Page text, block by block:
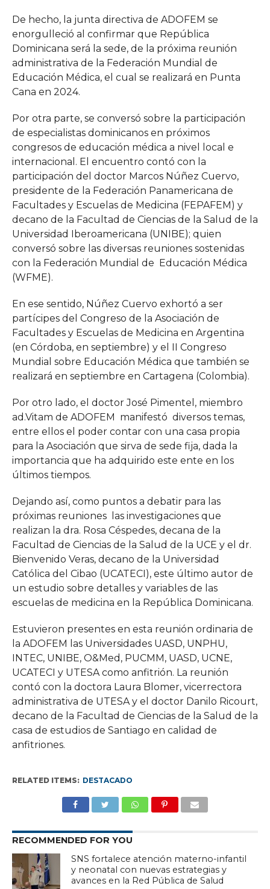
De hecho, la junta directiva de ADOFEM se
enorgulleció al confirmar que República
Dominicana será la sede, de la próxima reunión
administrativa de la Federación Mundial de
Educación Médica, el cual se realizará en Punta
Cana en 2024.
Por otra parte, se conversó sobre la participación
de especialistas dominicanos en próximos
congresos de educación médica a nivel local e
internacional. El encuentro contó con la
participación del doctor Marcos Núñez Cuervo,
presidente de la Federación Panamericana de
Facultades y Escuelas de Medicina (FEPAFEM) y
decano de la Facultad de Ciencias de la Salud de la
Universidad Iberoamericana (UNIBE); quien
conversó sobre las diversas reuniones sostenidas
con la Federación Mundial de Educación Médica
(WFME).
En ese sentido, Núñez Cuervo exhortó a ser
partícipes del Congreso de la Asociación de
Facultades y Escuelas de Medicina en Argentina
(en Córdoba, en septiembre) y el II Congreso
Mundial sobre Educación Médica que también se
realizará en septiembre en Cartagena (Colombia).
Por otro lado, el doctor José Pimentel, miembro
ad.Vitam de ADOFEM manifestó diversos temas,
entre ellos el poder contar con una casa propia
para la Asociación que sirva de sede fija, dada la
importancia que ha adquirido este ente en los
últimos tiempos.
Dejando así, como puntos a debatir para las
próximas reuniones las investigaciones que
realizan la dra. Rosa Céspedes, decana de la
Facultad de Ciencias de la Salud de la UCE y el dr.
Bienvenido Veras, decano de la Universidad
Católica del Cibao (UCATECI), este último autor de
un estudio sobre detalles y variables de las
escuelas de medicina en la República Dominicana.
Estuvieron presentes en esta reunión ordinaria de
la ADOFEM las Universidades UASD, UNPHU,
INTEC, UNIBE, O&Med, PUCMM, UASD, UCNE,
UCATECI y UTESA como anfitrión. La reunión
contó con la doctora Laura Blomer, vicerrectora
administrativa de UTESA y el doctor Danilo Ricourt,
decano de la Facultad de Ciencias de la Salud de la
casa de estudios de Santiago en calidad de
anfitriones.
RELATED ITEMS: DESTACADO
RECOMMENDED FOR YOU
SNS fortalece atención materno-infantil
y neonatal con nuevas estrategias y
avances en la Red Pública de Salud